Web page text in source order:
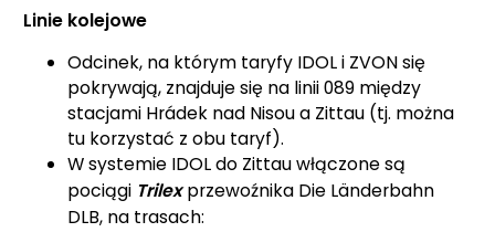
Linie kolejowe
Odcinek, na którym taryfy IDOL i ZVON się
pokrywają, znajduje się na linii 089 między
stacjami Hrádek nad Nisou a Zittau (tj. można
tu korzystać z obu taryf).
W systemie IDOL do Zittau włączone są
pociągi Trilexprzewoźnika Die Länderbahn
DLB, na trasach: